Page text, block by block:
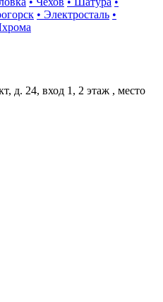
• Электросталь •
д. 24, вход 1, 2 этаж , место